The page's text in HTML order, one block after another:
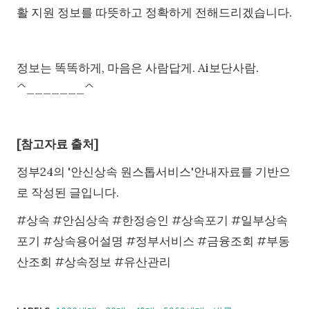
활 지원 정보를 따뜻하고 정확하게 전해드리겠습니다.
정보는 똑똑하게, 마음은 사람답게. Ai보단사람.
^_______^
[참고자료 출처]
정부24의 '안신상속 원스톱서비스'안내자료를 기반으
로 작성된 글입니다.
#상속 #안심상속 #한정승인 #상속포기 #일부상속
포기 #상속용어설명 #정부서비스 #금융조회 #부동
산조회 #상속정보 #유산관리